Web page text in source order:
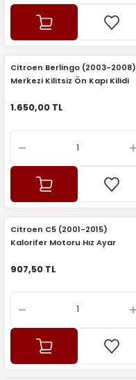
Citroen Berlingo (2003-2008)
Merkezi Kilitsiz Ön Kapı Kilidi
1.650,00 TL
Citroen C5 (2001-2015)
Kalorifer Motoru Hız Ayar
907,50 TL